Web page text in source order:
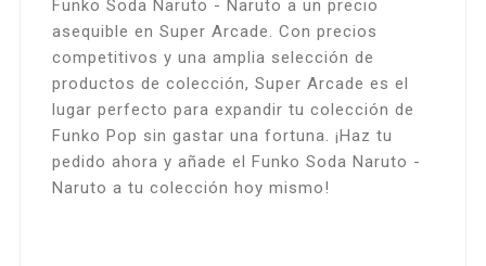
Funko Soda Naruto - Naruto a un precio
asequible en Super Arcade. Con precios
competitivos y una amplia selección de
productos de colección, Super Arcade es el
lugar perfecto para expandir tu colección de
Funko Pop sin gastar una fortuna. ¡Haz tu
pedido ahora y añade el Funko Soda Naruto -
Naruto a tu colección hoy mismo!